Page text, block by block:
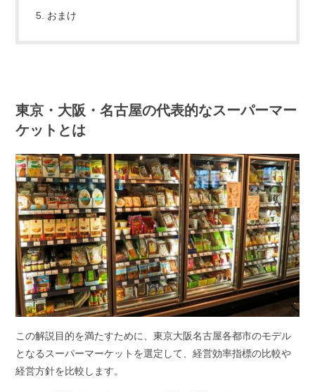
おまけ
東京・大阪・名古屋の代表的なスーパーマー
ケットとは
この解説目的を満たすために、東京大阪名古屋各都市のモデル
となるスーパーマーケットを選定して、経営効率指標の比較や
経営方針を比較します。